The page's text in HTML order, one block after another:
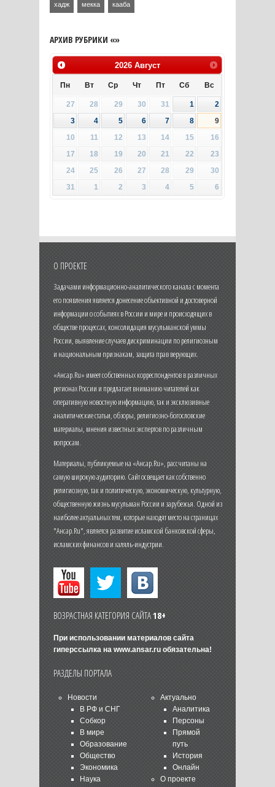
хадж мекка кааба
АРХИВ РУБРИКИ «»
2026 Август
Пн Вт Ср Чт Пт Сб Вс
27 28 29 30 31 1
2
3
4 5 6 7 8
9
10
11 12 13 14 15
16
17
18 19 20 21 22
23
24
25 26 27 28 29
30
31
1 2 3 4 5 6
О ПРОЕКТЕ
Задачами информационно-аналитического канала с момента
его появления является донесение объективной и достоверной
информации о событиях в России и мире и происходящих в
обществе процессах, консолидация мусульманской уммы
России, выявление случаев дискриминации по религиозным
и национальным признакам, защита прав верующих.
«Ансар.Ru» имеет собственных корреспондентов в различных
регионах России и предлагает вниманию читателей как
оперативную новостную информацию, так и эксклюзивные
аналитические статьи, обзоры, религиозно-богословские
материалы, мнения известных экспертов по различным
вопросам.
Материалы, публикуемые на «Ансар.Ru», рассчитаны на
самую широкую аудиторию. Сайт освещает как собственно
религиозную, так и политическую, экономическую, культурную,
общественную жизнь мусульман России и зарубежья. Одной из
наиболее актуальных тем, которые находят место на страницах
"Ансар.Ru", является развитие исламской банковской сферы,
исламских финансов и халяль-индустрии.
ВОЗРАСТНАЯ КАТЕГОРИЯ САЙТА18+
При использовании материалов сайта
гиперссылка на www.ansar.ruобязательна!
РАЗДЕЛЫ ПОРТАЛА
Новости
В РФ и СНГ
Собкор
В мире
Образование
Общество
Экономика
Наука
Актуально
Аналитика
Персоны
Прямой
путь
История
Онлайн
О проекте